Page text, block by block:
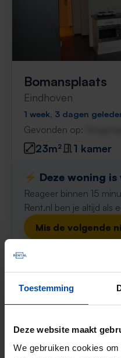
Toestemming
Deze website maakt
We gebruiken cookies
Bomansplaats
Eindhoven
1 week, 3 dagen
Gevonden op:
23m² 1 kamer
⚡️ Deze woning
Reageer binnen 15
Rent.nl ben je altijd als
Mis de volgende